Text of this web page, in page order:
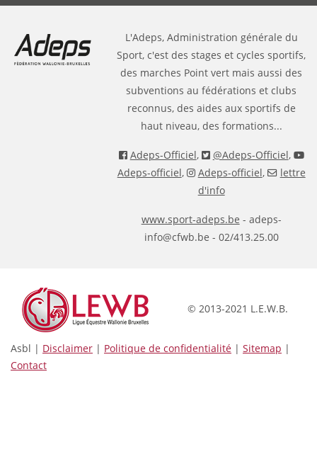
L'Adeps, Administration générale du
Sport, c'est des stages et cycles sportifs,
des marches Point vert mais aussi des
subventions au fédérations et clubs
reconnus, des aides aux sportifs de
haut niveau, des formations...
Adeps-Officiel, @Adeps-Officiel,
Adeps-officiel, Adeps-officiel,
lettre
d'info
www.sport-adeps.be - adeps-
info@cfwb.be - 02/413.25.00
© 2013-2021 L.E.W.B.
Asbl | Disclaimer | Politique de confidentialité | Sitemap |
Contact